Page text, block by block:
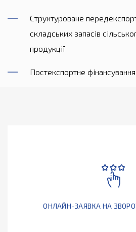
Структуроване
складських запасів
продукції
Постекспортне фінансування
ОНЛАЙН-ЗАЯВКА НА